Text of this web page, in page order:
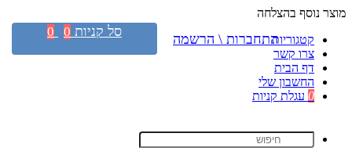
מוצר נוסף בהצלחה
קטגוריות
צרו קשר
דף הבית
החשבון שלי
0 עגלת קניות
התחברות \ הרשמה סל קניות 0
0